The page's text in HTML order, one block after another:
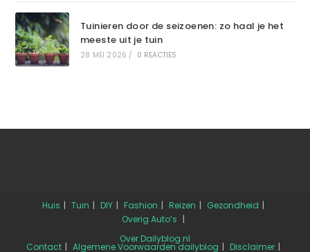
Tuinieren door de seizoenen: zo haal je het
meeste uit je tuin
28 MEI 2026 / 0 REACTIES
Huis Tuin DIY Fashion Reizen
Gezondheid
Overig Auto’s
Over Dailyblog.nl
Contact Algemene Voorwaarden dailyblog Disclaimer